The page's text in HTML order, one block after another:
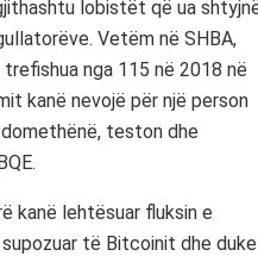
lobistët që ua
Vetëm në SHBA,
nga 115 në 2018 në
kanë nevojë për një person
teston dhe
kanë lehtësuar fluksin e
të Bitcoinit dhe duke